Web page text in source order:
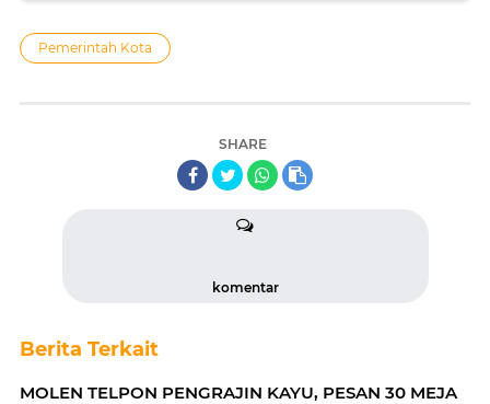
Pemerintah Kota
SHARE
komentar
Berita Terkait
MOLEN TELPON PENGRAJIN KAYU, PESAN 30 MEJA